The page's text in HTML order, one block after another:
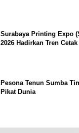
Surabaya Printing Expo
2026 Hadirkan Tren
Pesona Tenun Sumba
Pikat Dunia